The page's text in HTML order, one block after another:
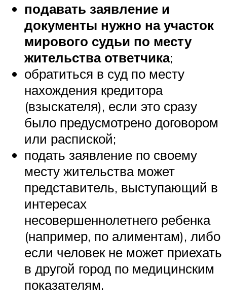
подавать заявление и
документы нужно на участок
мирового судьи по месту
жительства ответчика;
обратиться в суд по месту
нахождения кредитора
(взыскателя), если это сразу
было предусмотрено договором
или распиской;
подать заявление по своему
месту жительства может
представитель, выступающий в
интересах
несовершеннолетнего ребенка
(например, по алиментам), либо
если человек не может приехать
в другой город по медицинским
показателям.